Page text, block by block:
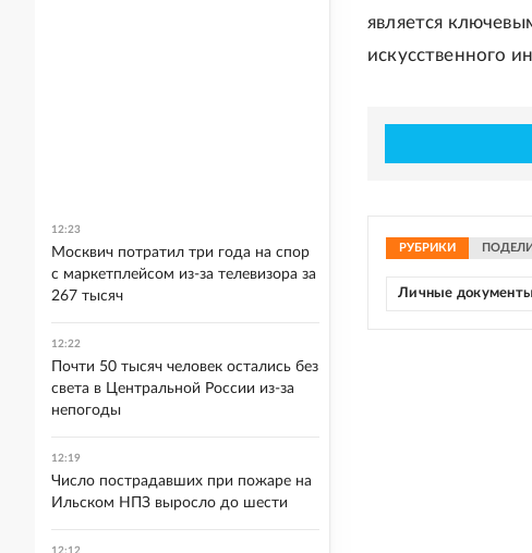
является
искусственного
РУБРИКИ
Личные документы
12:23
Москвич потратил три года на спор
с маркетплейсом из-за телевизора за
267 тысяч
12:22
Почти 50 тысяч человек остались без
света в Центральной России из-за
непогоды
12:19
Число пострадавших при пожаре на
Ильском НПЗ выросло до шести
12:12